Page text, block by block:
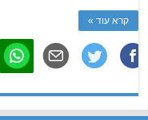
קרא עוד »